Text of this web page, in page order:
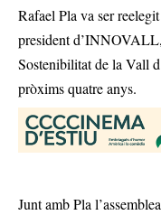
Rafael Pla va ser
president
Sostenibilitat de la Vall
pròxims quatre anys.
Junt amb Pla